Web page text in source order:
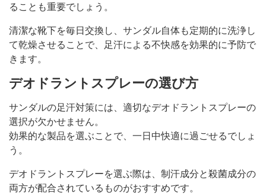
ることも重要でしょう。
清潔な靴下を毎日交換し、サンダル自体も定期的に洗浄し
て乾燥させることで、足汗による不快感を効果的に予防で
きます。
デオドラントスプレーの選び方
サンダルの足汗対策には、適切なデオドラントスプレーの
選択が欠かせません。
効果的な製品を選ぶことで、一日中快適に過ごせるでしょ
う。
デオドラントスプレーを選ぶ際は、制汗成分と殺菌成分の
両方が配合されているものがおすすめです。